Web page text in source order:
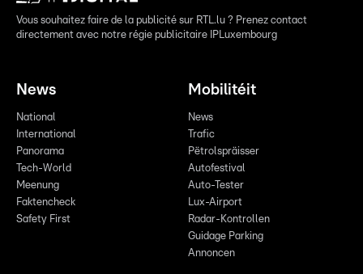
Vous souhaitez faire de la publicité sur RTL.lu ? Prenez contact
directement avec notre régie publicitaire IPLuxembourg
News
National
International
Panorama
Tech-World
Meenung
Faktencheck
Safety First
Mobilitéit
News
Trafic
Pëtrolspräisser
Autofestival
Auto-Tester
Lux-Airport
Radar-Kontrollen
Guidage Parking
Annoncen